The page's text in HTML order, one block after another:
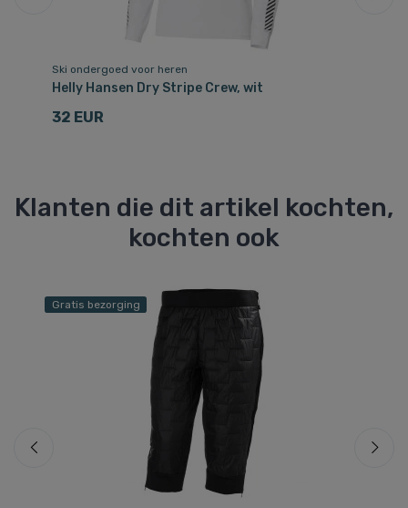
Ski ondergoed voor heren
Helly Hansen Dry Stripe Crew, wit
32 EUR
Klanten die dit artikel kochten,
kochten ook
Gratis bezorging